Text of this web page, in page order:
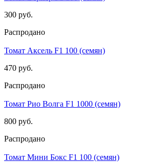
300 руб.
Распродано
Томат Аксель F1 100 (семян)
470 руб.
Распродано
Томат Рио Волга F1 1000 (семян)
800 руб.
Распродано
Томат Мини Бокс F1 100 (семян)